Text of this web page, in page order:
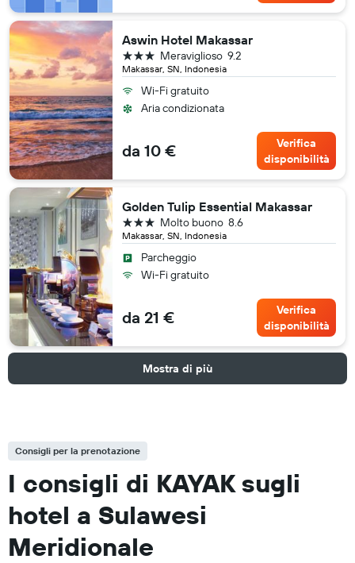
Aswin Hotel Makassar
Makassar, SN, Indonesia
9.2
Meraviglioso
3 stelle
Wi-Fi gratuito
Aria condizionata
da 10 €
Verifica
disponibilità
Golden Tulip Essential Makassar
Makassar, SN, Indonesia
8.6
Molto buono
3 stelle
Parcheggio
Wi-Fi gratuito
da 21 €
Verifica
disponibilità
Mostra di più
Consigli per la prenotazione
I consigli di KAYAK sugli
hotel a Sulawesi
Meridionale